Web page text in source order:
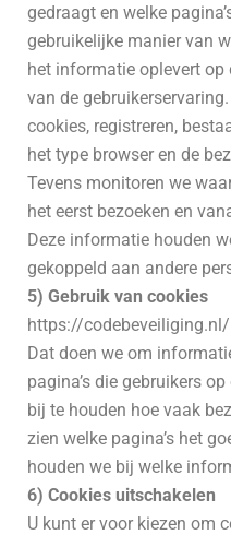
gedraagt en welke
gebruikelijke manier van
het informatie oplevert
van de
cookies, registreren,
het type browser en de
Tevens monitoren we
het eerst bezoeken en
Deze informatie houden
gekoppeld aan andere
5) Gebruik van cookies
https://
Dat doen we om
pagina’s die gebruikers
bij te houden hoe vaak
zien welke pagina’s het
houden we bij welke
6) Cookies uitschakelen
U kunt er voor kiezen om